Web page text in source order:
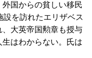
国からの貧しい移民
設を訪れたエリザベス
大英帝国勲章も授与
はわからない。氏は